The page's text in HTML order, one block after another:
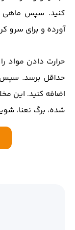
کنید. سپس ماهی
آورده و برای سرو
حرارت دادن مواد
حداقل برسد. سپس
اضافه کنید. این
شده، برگ نعنا،